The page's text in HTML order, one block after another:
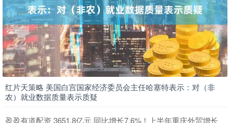
红片天策略 美国白宫国家经济委员会主任哈塞特表示：对（非
农）就业数据质量表示质疑
盈盈有道配资 3651.8亿元 同比增长7.6%！上半年重庆外贸增长